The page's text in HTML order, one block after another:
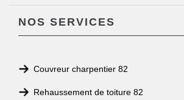
NOS SERVICES
Couvreur charpentier 82
Rehaussement de toiture 82